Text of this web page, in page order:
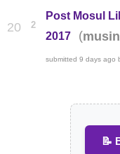
20 2
Post Mosul
2017
(
submitted9 days ago
📝